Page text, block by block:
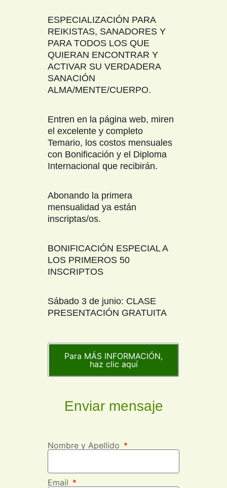
ESPECIALIZACIÓN PARA
REIKISTAS, SANADORES Y
PARA TODOS LOS QUE
QUIERAN ENCONTRAR Y
ACTIVAR SU VERDADERA
SANACIÓN
ALMA/MENTE/CUERPO.
Entren en la página web, miren
el excelente y completo
Temario, los costos mensuales
con Bonificación y el Diploma
Internacional que recibirán.
Abonando la primera
mensualidad ya están
inscriptas/os.
BONIFICACIÓN ESPECIAL A
LOS PRIMEROS 50
INSCRIPTOS
Sábado 3 de junio: CLASE
PRESENTACIÓN GRATUITA
Para MÁS INFORMACIÓN,
haz clic aquí
Enviar mensaje
Nombre y Apellido
Email